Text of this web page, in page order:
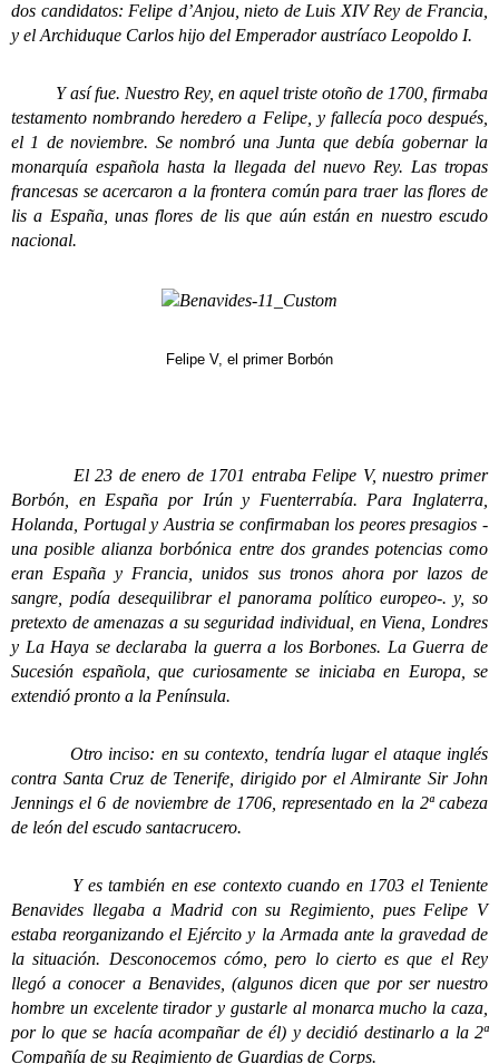
dos candidatos: Felipe d’Anjou, nieto de Luis XIV Rey de Francia,
y el Archiduque Carlos hijo del Emperador austríaco Leopoldo I.
Y así fue. Nuestro Rey, en aquel triste otoño de 1700, firmaba
testamento nombrando heredero a Felipe, y fallecía poco después,
el 1 de noviembre. Se nombró una Junta que debía gobernar la
monarquía española hasta la llegada del nuevo Rey. Las tropas
francesas se acercaron a la frontera común para traer las flores de
lis a España, unas flores de lis que aún están en nuestro escudo
nacional.
Felipe V, el primer Borbón
El 23 de enero de 1701 entraba Felipe V, nuestro primer
Borbón, en España por Irún y Fuenterrabía. Para Inglaterra,
Holanda, Portugal y Austria se confirmaban los peores presagios -
una posible alianza borbónica entre dos grandes potencias como
eran España y Francia, unidos sus tronos ahora por lazos de
sangre, podía desequilibrar el panorama político europeo-. y, so
pretexto de amenazas a su seguridad individual, en Viena, Londres
y La Haya se declaraba la guerra a los Borbones. La Guerra de
Sucesión española, que curiosamente se iniciaba en Europa, se
extendió pronto a la Península.
Otro inciso: en su contexto, tendría lugar el ataque inglés
contra Santa Cruz de Tenerife, dirigido por el Almirante Sir John
Jennings el 6 de noviembre de 1706, representado en la 2ª cabeza
de león del escudo santacrucero.
Y es también en ese contexto cuando en 1703 el Teniente
Benavides llegaba a Madrid con su Regimiento, pues Felipe V
estaba reorganizando el Ejército y la Armada ante la gravedad de
la situación. Desconocemos cómo, pero lo cierto es que el Rey
llegó a conocer a Benavides, (algunos dicen que por ser nuestro
hombre un excelente tirador y gustarle al monarca mucho la caza,
por lo que se hacía acompañar de él) y decidió destinarlo a la 2ª
Compañía de su Regimiento de Guardias de Corps.